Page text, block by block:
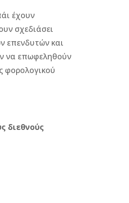
έχουν
σχεδιάσει
επενδυτών και
να επωφεληθούν
φορολογικού
διεθνούς